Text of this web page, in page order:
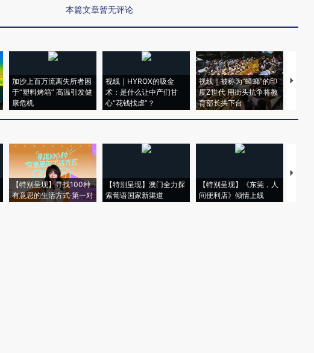
本篇文章暂无评论
加沙上百万流离失所者困
于“塑料烤箱” 高温引发健
康危机
视线｜HYROX的吸金
术：是什么让中产们甘
心“花钱找虐”？
视线｜被称为“蟑螂”的印
度Z世代 用街头抗争将教
育部长拱下台
视线
机”
【特别呈现】寻找100种
有意思的生活方式·第一对
【特别呈现】澳门全力探
索葡语国家新渠道
【特别呈现】《东莞，人
间便利店》倾情上线
【推